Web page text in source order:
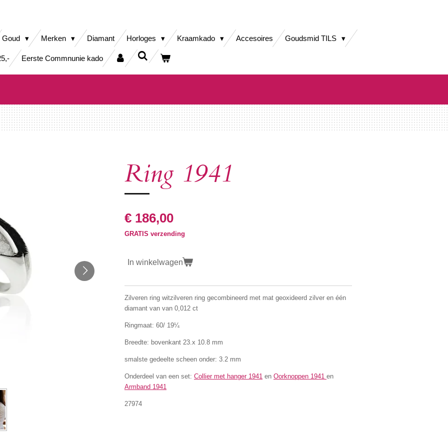
Goud Merken Diamant Horloges Kraamkado Accesoires Goudsmid TILS
Eerste Commnunie kado
Ring 1941
€ 186,00
GRATIS verzending
In winkelwagen
Zilveren ring witzilveren ring gecombineerd met mat geoxideerd zilver en één
diamant van van 0,012 ct
Ringmaat: 60/ 19¼
Breedte: bovenkant 23.x 10.8 mm
smalste gedeelte scheen onder: 3.2 mm
Onderdeel van een set: Collier met hanger 1941 en Oorknoppen 1941 en
Armband 1941
27974